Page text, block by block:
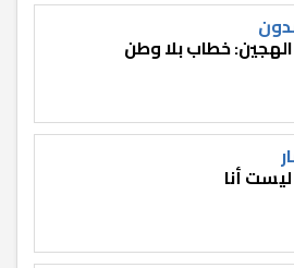
خطاب بلا وطن
أنا